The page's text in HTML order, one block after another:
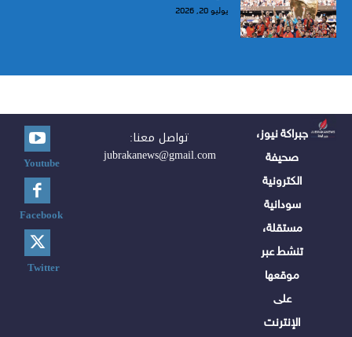
يوليو 20, 2026
جبراكة نيوز،
صحيفة
الكترونية
سودانية
مستقلة،
تنشط عبر
موقعها
على
الإنترنت
تواصل معنا:
jubrakanews@gmail.com
Youtube
Facebook
Twitter